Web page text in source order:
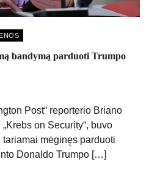
bandymą parduoti Trumpo
Post“ reporterio Briano
on Security“, buvo
mėginęs parduoti
Donaldo Trumpo […]